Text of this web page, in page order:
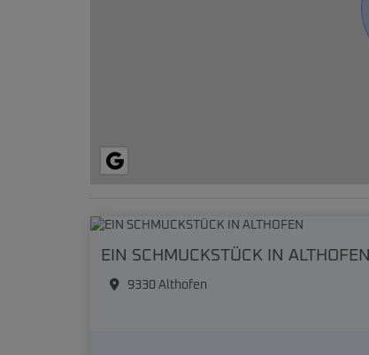
EIN SCHMUCKSTÜCK IN ALTHOFEN
9330 Althofen